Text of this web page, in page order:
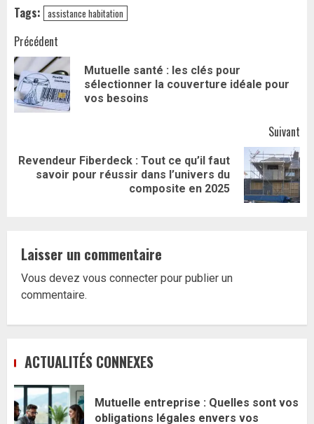
Tags: assistance habitation
Navigation
d’article
Précédent
Mutuelle santé : les clés pour
sélectionner la couverture idéale pour
vos besoins
Suivant
Article
Revendeur Fiberdeck : Tout ce qu’il faut
savoir pour réussir dans l’univers du
composite en 2025
Laisser un commentaire
Vous devez vous connecter pour publier un
commentaire.
ACTUALITÉS CONNEXES
Mutuelle entreprise : Quelles sont vos
obligations légales envers vos